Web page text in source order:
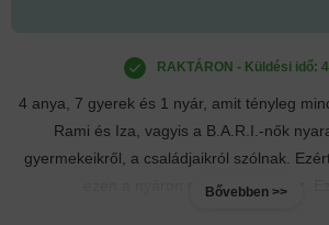
4 anya, 7 gyerek és 1 nyár, amit tényleg
Rami és Iza, vagyis a B.A.R.I.-nők
gyermekeikről, a családjaikról szólnak.
ezen a nyáron minden más lesz.
Bővebben >>
RAKTÁRON - Küldési idő: